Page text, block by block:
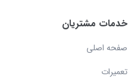
خدمات مشتریان
صفحه اصلی
تعمیرات